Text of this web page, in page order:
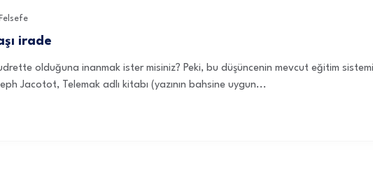
Felsefe
irade
olduğuna inanmak ister misiniz? Peki, bu düşüncenin mevcut eğitim
Jacotot, Telemak adlı kitabı (yazının bahsine uygun...